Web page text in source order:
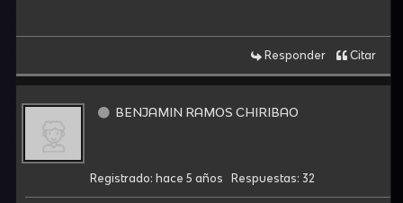
Responder Citar
BENJAMIN RAMOS CHIRIBAO
Registrado: hace 5 años Respuestas: 32